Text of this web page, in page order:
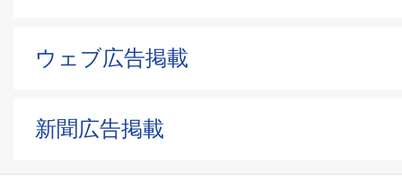
ウェブ広告掲載
新聞広告掲載